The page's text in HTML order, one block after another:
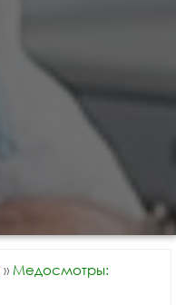
» Медосмотры: